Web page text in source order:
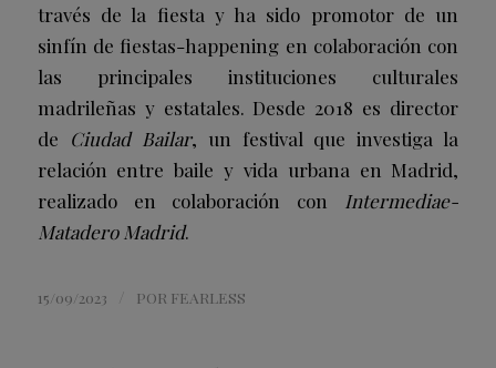
través de la fiesta y ha sido promotor de un
sinfín de fiestas-happening en colaboración con
las principales instituciones culturales
madrileñas y estatales. Desde 2018 es director
de Ciudad Bailar, un festival que investiga la
relación entre baile y vida urbana en Madrid,
realizado en colaboración con Intermediae-
Matadero Madrid.
15/09/2023 POR FEARLESS